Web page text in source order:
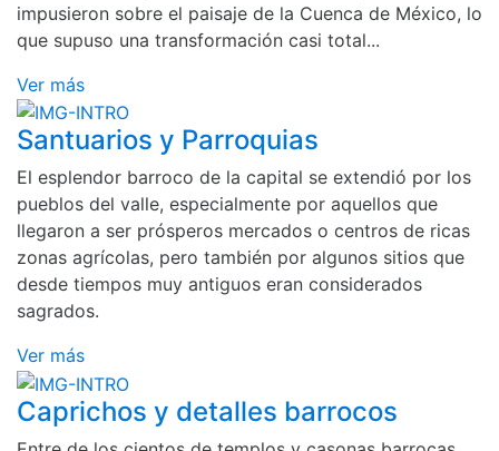
impusieron sobre el paisaje de la Cuenca de México, lo
que supuso una transformación casi total...
Ver más
Santuarios y Parroquias
El esplendor barroco de la capital se extendió por los
pueblos del valle, especialmente por aquellos que
llegaron a ser prósperos mercados o centros de ricas
zonas agrícolas, pero también por algunos sitios que
desde tiempos muy antiguos eran considerados
sagrados.
Ver más
Caprichos y detalles barrocos